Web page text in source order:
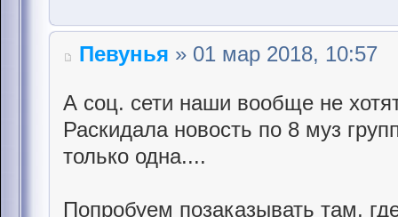
Певунья » 01 мар 2018, 10:57
А соц. сети наши вообще не
Раскидала новость по 8 муз
только одна....
Попробуем позаказывать там,